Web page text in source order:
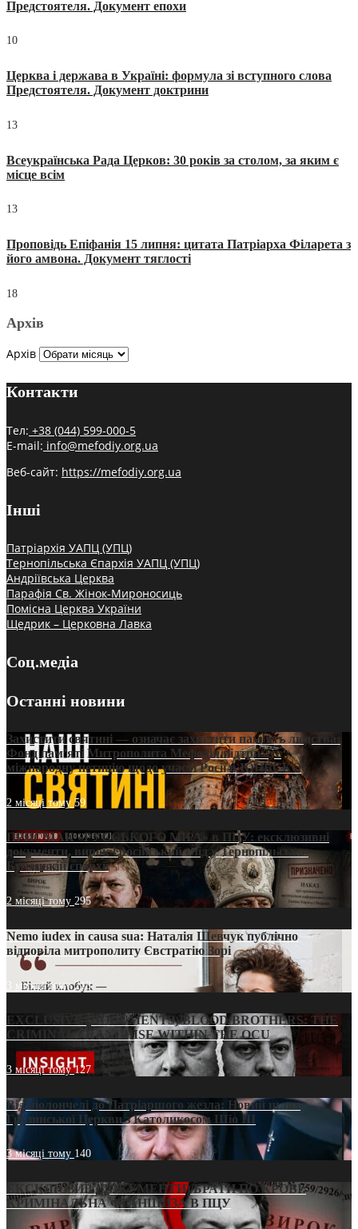
Предстоятеля. Документ епохи
10
Церква і держава в Україні: формула зі вступного слова
Предстоятеля. Документ доктрини
13
Всеукраїнська Рада Церков: 30 років за столом, за яким є
місце всім
13
Проповідь Епіфанія 15 липня: цитата Патріарха Філарета з
його амвона. Документ тяглості
18
Архів
Архів
Контакти
Тел: +38 (044) 599-000-5
E-mail: info@mefodiy.org.ua
Веб-сайт: https://mefodiy.org.ua
Інші
Патріархія УАПЦ (УПЦ)
Тернопільська Єпархія УАПЦ (УПЦ)
Андріївська Церква
Парафія Св. Жінок-Мироносиць
Помісна Церква України
Щедрик – Церковна Лавка
Соц.медіа
Останні новини
Захистити святині — означає захистити пам’ять людства:
Фонд пам’яті Митрополита Мефодія підтримує
міжнародну петицію щодо участі Росії в ЮНЕСКО
2 місяці тому59
ПРИСМАК «РУССЬКОГО МІРА» в ПЦУ: ексклюзивні
документи, вирок і російський слід у Тернопільсько-
Бучацькій єпархії
2 місяці тому 295
Nemo iudex in causa sua: Наталія Шевчук публічно
відповіла митрополиту Євстратію Зорі
3 місяці тому213
EXCLUSIVE (DOCUMENTS)/BLOOD BROTHERS: THE
CRIMINAL FRANCHISE WITHIN THE OCU
3 місяці тому127
Від віолончелі до Патріаршого жезла: Новий шлях
Грузинської Церкви з Католикосом Шіо III
3 місяці тому 140
ЕКСКЛЮЗИВ (ДОКУМЕНТИ)/БРАТИ ПО КРОВІ:
КРИМІНАЛЬНА ФРАНШИЗА В ПЦУ